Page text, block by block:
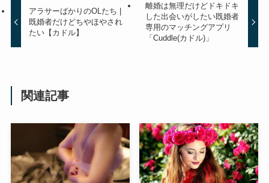
アラサーばかりのOLたち |
既婚者だけどちやほやされ
たい【カドル】
離婚は無理だけどドキドキ
した出会いがしたい既婚者
専用のマッチングアプリ
「Cuddle(カドル)」
関連記事